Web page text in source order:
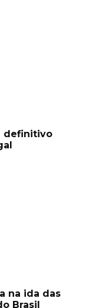
definitivo
na ida das
Brasil